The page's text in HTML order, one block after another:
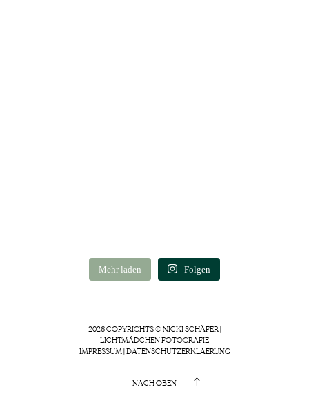
Mehr laden Folgen
2026 COPYRIGHTS © NICKI SCHÄFER |
LICHTMÄDCHEN FOTOGRAFIE
IMPRESSUM| DATENSCHUTZERKLAERUNG
NACH OBEN